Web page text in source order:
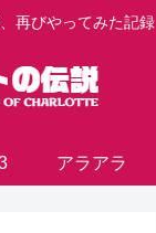
再びやってみた記録
アラアラ